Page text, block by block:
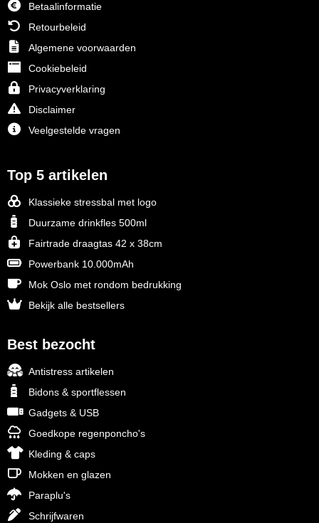
Betaalinformatie
Retourbeleid
Algemene voorwaarden
Cookiebeleid
Privacyverklaring
Disclaimer
Veelgestelde vragen
Top 5 artikelen
Klassieke stressbal met logo
Duurzame drinkfles 500ml
Fairtrade draagtas 42 x 38cm
Powerbank 10.000mAh
Mok Oslo met rondom bedrukking
Bekijk alle bestsellers
Best bezocht
Antistress artikelen
Bidons & sportflessen
Gadgets & USB
Goedkope regenponcho's
Kleding & caps
Mokken en glazen
Paraplu's
Schrijfwaren